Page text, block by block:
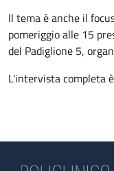
Il tema è anche il
pomeriggio alle 15
del Padiglione 5,
L'intervista completa